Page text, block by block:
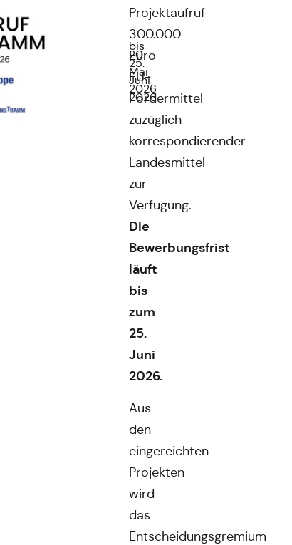
20.
Mai
2026
bis
25.
Juni
2026
Projektaufruf
300.000
Euro
EU-
Fördermittel
zuzüglich
korrespondierender
Landesmittel
zur
Verfügung.
Die
Bewerbungsfrist
läuft
bis
zum
25.
Juni
2026.
Aus
den
eingereichten
Projekten
wird
das
Entscheidungsgremium